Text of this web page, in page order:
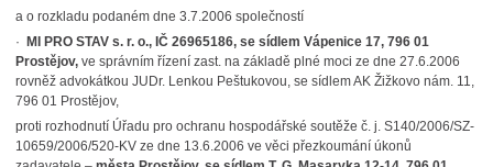
a o rozkladu podaném dne 3.7.2006 společností
·
MI PRO STAV s. r. o., IČ 26965186, se sídlem Vápenice 17, 796 01
Prostějov, ve správním řízení zast. na základě plné moci ze dne 27.6.2006
rovněž advokátkou JUDr. Lenkou Peštukovou, se sídlem AK Žižkovo nám. 11,
796 01 Prostějov,
proti rozhodnutí Úřadu pro ochranu hospodářské soutěže č. j. S140/2006/SZ-
10659/2006/520-KV ze dne 13.6.2006 ve věci přezkoumání úkonů